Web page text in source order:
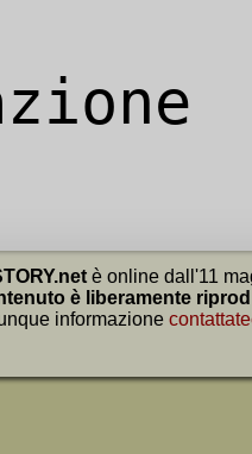
è online dall'11
è liberamente
informazione